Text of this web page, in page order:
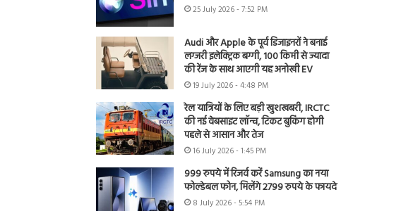
25 July 2026 - 7:52 PM
Audi और Apple के पूर्व डिजाइनरों ने बनाई
लग्जरी इलेक्ट्रिक बग्गी, 100 किमी से ज्यादा
की रेंज के साथ आएगी यह अनोखी EV
19 July 2026 - 4:48 PM
रेल यात्रियों के लिए बड़ी खुशखबरी, IRCTC
की नई वेबसाइट लॉन्च, टिकट बुकिंग होगी
पहले से आसान और तेज
16 July 2026 - 1:45 PM
999 रुपये में रिजर्व करें Samsung का नया
फोल्डेबल फोन, मिलेंगे 2799 रुपये के फायदे
8 July 2026 - 5:54 PM